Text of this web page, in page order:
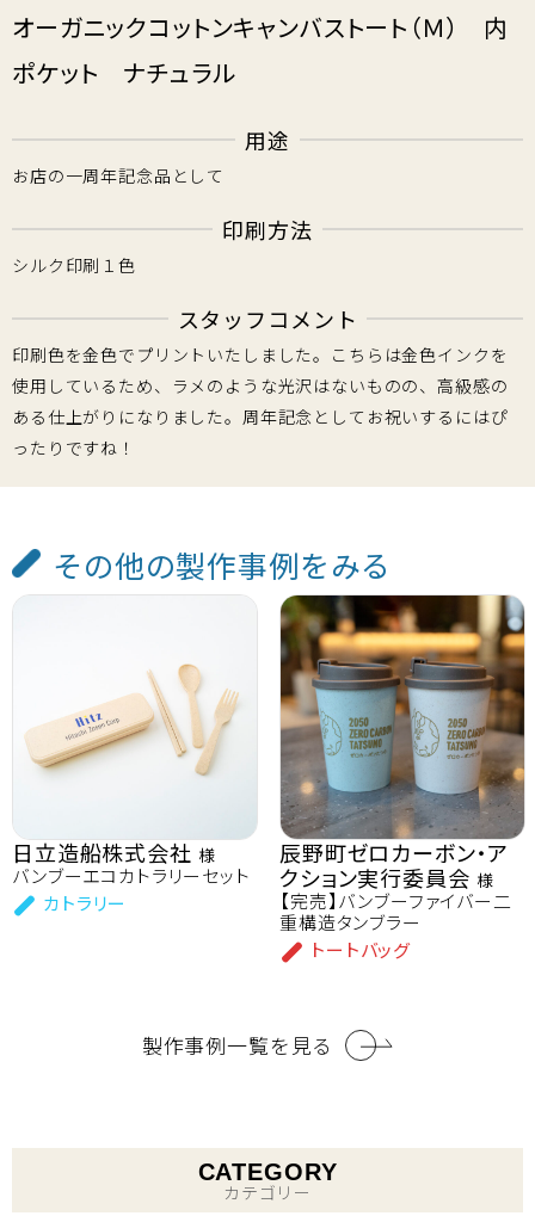
オーガニックコットンキャンバストート（Ｍ） 内
ポケット ナチュラル
用途
お店の一周年記念品として
印刷方法
シルク印刷１色
スタッフコメント
印刷色を金色でプリントいたしました。こちらは金色インクを
使用しているため、ラメのような光沢はないものの、高級感の
ある仕上がりになりました。周年記念としてお祝いするにはぴ
ったりですね！
その他の製作事例をみる
日立造船株式会社 様
バンブーエコカトラリーセット
カトラリー
辰野町ゼロカーボン・ア
クション実行委員会 様
【完売】バンブーファイバー二
重構造タンブラー
トートバッグ
製作事例一覧を見る
CATEGORY
カテゴリー